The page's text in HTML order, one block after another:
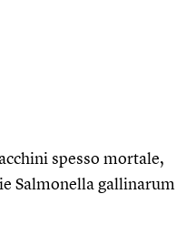
spesso mortale,
Salmonella gallinarum